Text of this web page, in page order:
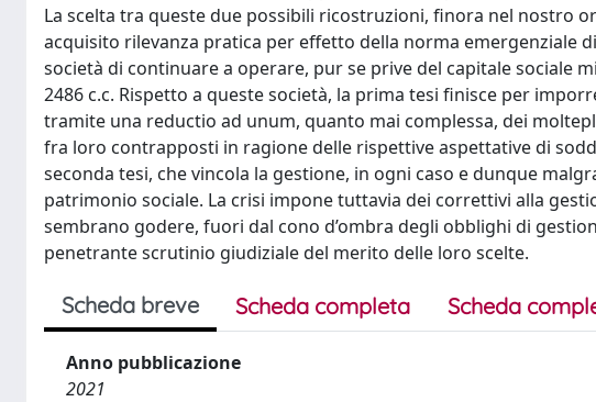
La scelta tra queste due possibili ricostruzioni, finora nel nostro
acquisito rilevanza pratica per effetto della norma emergenziale
società di continuare a operare, pur se prive del capitale sociale
2486 c.c. Rispetto a queste società, la prima tesi finisce per
tramite una reductio ad unum, quanto mai complessa, dei
fra loro contrapposti in ragione delle rispettive aspettative di
seconda tesi, che vincola la gestione, in ogni caso e dunque
patrimonio sociale. La crisi impone tuttavia dei correttivi alla
sembrano godere, fuori dal cono d’ombra degli obblighi di
penetrante scrutinio giudiziale del merito delle loro scelte.
Scheda breve Scheda completa Scheda
Anno pubblicazione
2021